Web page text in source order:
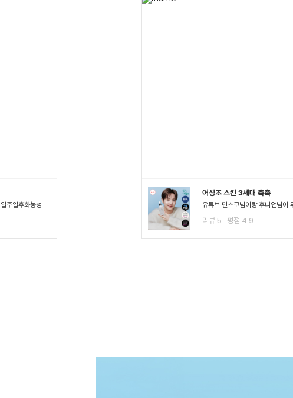
왼쪽이 바르기전오른쪽이 일주일후화농성 여드*이 진짜 많이 진정되고 여드*때문에 피부가 아픈정도 였는데 이제 아픈게 없어져서 너무 좋아요ㅠㅠ왠만한 여드*에 좋다는거는 다 써봤는데 이렇게 효과가..
어성초 스킨 3세대 촉촉
리뷰 5 평점 4.9